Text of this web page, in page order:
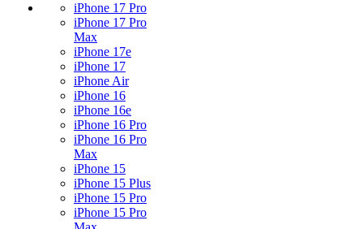
iPhone 17 Pro
iPhone 17 Pro
Max
iPhone 17e
iPhone 17
iPhone Air
iPhone 16
iPhone 16e
iPhone 16 Pro
iPhone 16 Pro
Max
iPhone 15
iPhone 15 Plus
iPhone 15 Pro
iPhone 15 Pro